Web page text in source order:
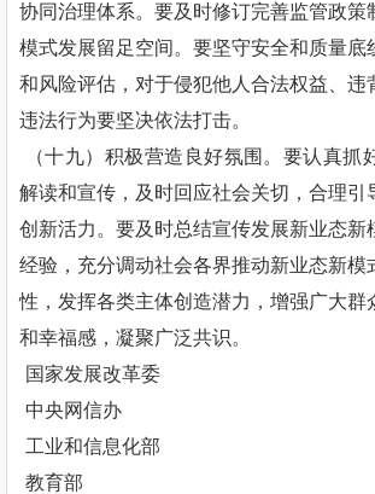
协同治理体系。要及时修订完善监管政策
模式发展留足空间。要坚守安全和质量底
和风险评估，对于侵犯他人合法权益、违
违法行为要坚决依法打击。
（十九）积极营造良好氛围。要认真抓
解读和宣传，及时回应社会关切，合理引
创新活力。要及时总结宣传发展新业态新
经验，充分调动社会各界推动新业态新模
性，发挥各类主体创造潜力，增强广大群
和幸福感，凝聚广泛共识。
国家发展改革委
中央网信办
工业和信息化部
教育部